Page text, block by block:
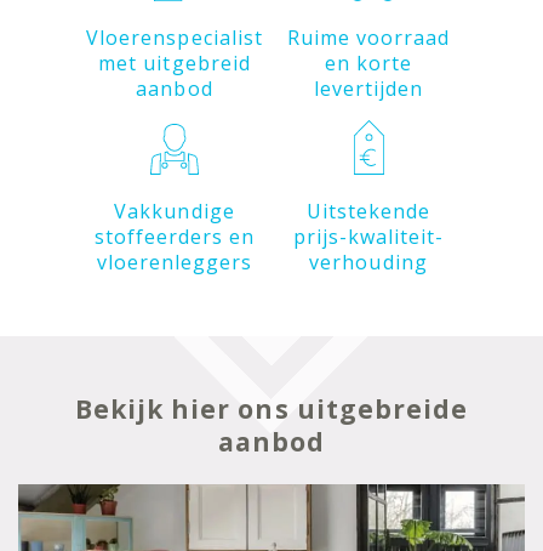
Vloerenspecialist
met uitgebreid
aanbod
Ruime voorraad
en korte
levertijden
Vakkundige
stoffeerders en
vloerenleggers
Uitstekende
prijs-kwaliteit-
verhouding
Bekijk hier ons uitgebreide
aanbod